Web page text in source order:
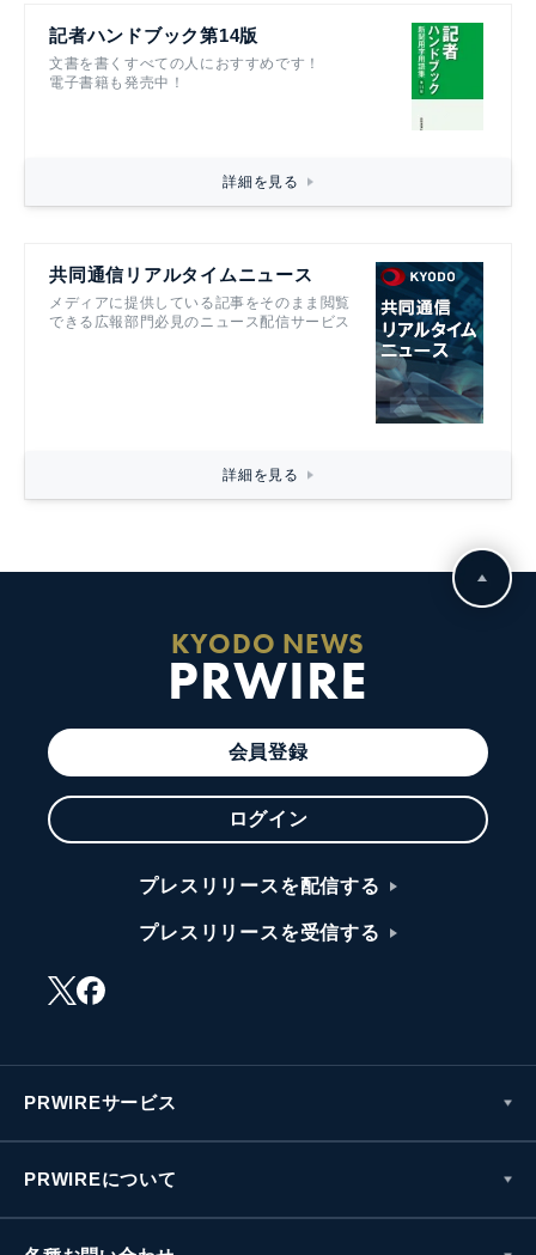
記者ハンドブック第14版
文書を書くすべての人におすすめです！
電子書籍も発売中！
詳細を見る
共同通信リアルタイムニュース
メディアに提供している記事をそのまま閲覧
できる広報部門必見のニュース配信サービス
詳細を見る
KYODO NEWS
PRWIRE
会員登録
ログイン
プレスリリースを配信する
プレスリリースを受信する
PRWIREサービス
PRWIREについて